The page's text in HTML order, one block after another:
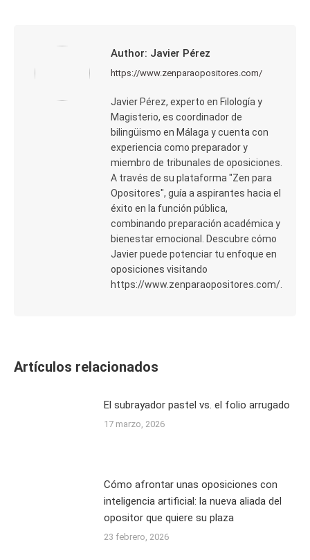
Author: Javier Pérez
https://www.zenparaopositores.com/
Javier Pérez, experto en Filología y
Magisterio, es coordinador de
bilingüismo en Málaga y cuenta con
experiencia como preparador y
miembro de tribunales de oposiciones.
A través de su plataforma "Zen para
Opositores", guía a aspirantes hacia el
éxito en la función pública,
combinando preparación académica y
bienestar emocional. Descubre cómo
Javier puede potenciar tu enfoque en
oposiciones visitando
https://www.zenparaopositores.com/.
Artículos relacionados
El subrayador pastel vs. el folio arrugado
17 marzo, 2026
Cómo afrontar unas oposiciones con
inteligencia artificial: la nueva aliada del
opositor que quiere su plaza
23 febrero, 2026